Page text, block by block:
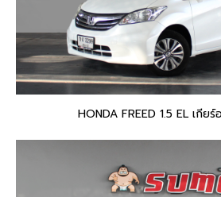
HONDA FREED 1.5 EL เกีย